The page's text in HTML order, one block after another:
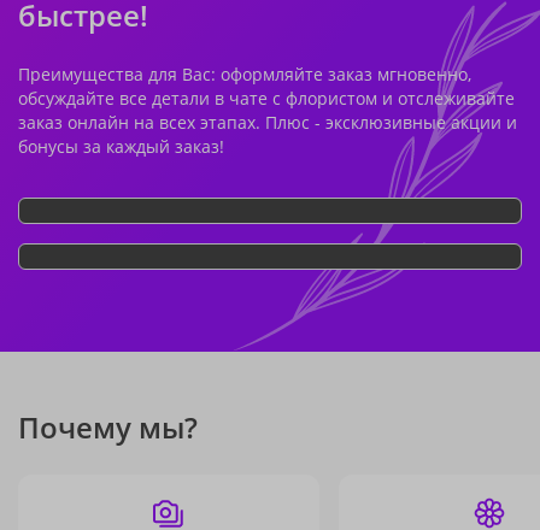
быстрее!
Преимущества для Вас: оформляйте заказ мгновенно,
обсуждайте все детали в чате с флористом и отслеживайте
заказ онлайн на всех этапах. Плюс - эксклюзивные акции и
бонусы за каждый заказ!
Почему мы?